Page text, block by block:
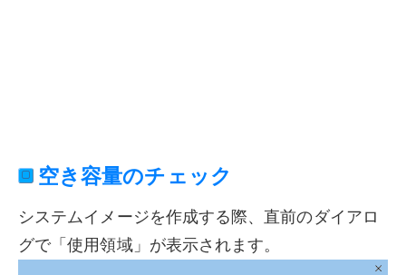
空き容量のチェック
システムイメージを作成する際、直前のダイアロ
グで「使用領域」が表示されます。